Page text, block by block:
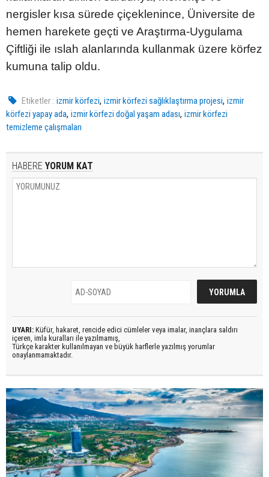
nergisler kısa sürede çiçeklenince, Üniversite de
hemen harekete geçti ve Araştırma-Uygulama
Çiftliği ile ıslah alanlarında kullanmak üzere körfez
kumuna talip oldu.
Etiketler : izmir körfezi,izmir körfezi sağlıklaştırma projesi,izmir
körfezi yapay ada, izmir körfezi doğal yaşam adası, izmir körfezi
temizleme çalışmaları
HABERE YORUM KAT
UYARI: Küfür, hakaret, rencide edici cümleler veya imalar, inançlara saldırı
içeren, imla kuralları ile yazılmamış,
Türkçe karakter kullanılmayan ve büyük harflerle yazılmış yorumlar
onaylanmamaktadır.